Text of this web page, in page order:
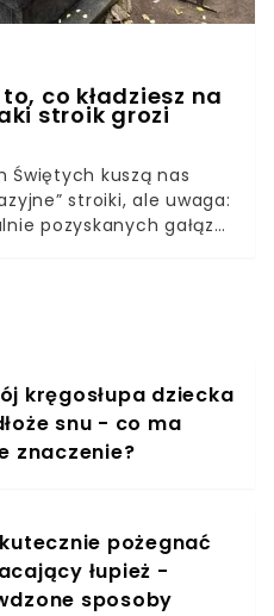
co kładziesz na
stroik grozi
Świętych kuszą nas
stroiki, ale uwaga:
pozyskanych gałązek
się spotkaniem z
kręgosłupa dziecka
snu - co ma
znaczenie?
pożegnać
łupież -
sposoby